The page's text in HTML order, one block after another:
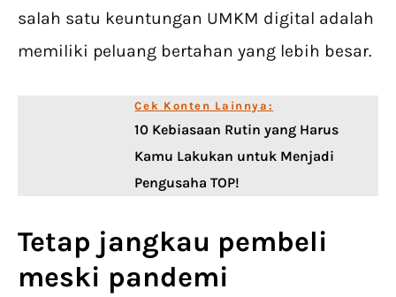
salah satu keuntungan UMKM digital adalah
memiliki peluang bertahan yang lebih besar.
Cek Konten Lainnya:
10 Kebiasaan Rutin yang Harus
Kamu Lakukan untuk Menjadi
Pengusaha TOP!
Tetap jangkau pembeli
meski pandemi